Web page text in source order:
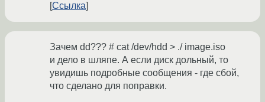
Ссылка
Зачем dd??? # cat /dev/hdd > ./ image.iso
и дело в шляпе. А если диск дольный, то
увидишь подробные сообщения - где сбой,
что сделано для поправки.